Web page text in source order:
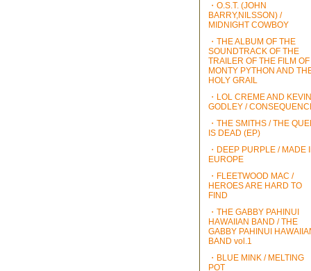
・O.S.T. (JOHN
BARRY,NILSSON) /
MIDNIGHT COWBOY
・THE ALBUM OF THE
SOUNDTRACK OF THE
TRAILER OF THE FILM OF
MONTY PYTHON AND
HOLY GRAIL
・LOL CREME AND KEVIN
GODLEY /
・THE SMITHS / THE
IS DEAD (EP)
・DEEP PURPLE / MADE
EUROPE
・FLEETWOOD MAC /
HEROES ARE HARD TO
FIND
・THE GABBY PAHINUI
HAWAIIAN BAND / THE
GABBY PAHINUI
BAND vol.1
・BLUE MINK / MELTING
POT